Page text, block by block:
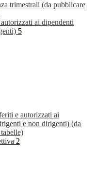
trimestrali (da pubblicare
ai dipendenti
5
e autorizzati ai
e non dirigenti) (da
2